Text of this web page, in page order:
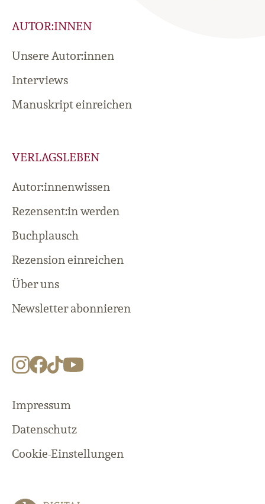
AUTOR:INNEN
Unsere Autor:innen
Interviews
Manuskript einreichen
VERLAGSLEBEN
Autor:innenwissen
Rezensent:in werden
Buchplausch
Rezension einreichen
Über uns
Newsletter abonnieren
Impressum
Datenschutz
Cookie-Einstellungen